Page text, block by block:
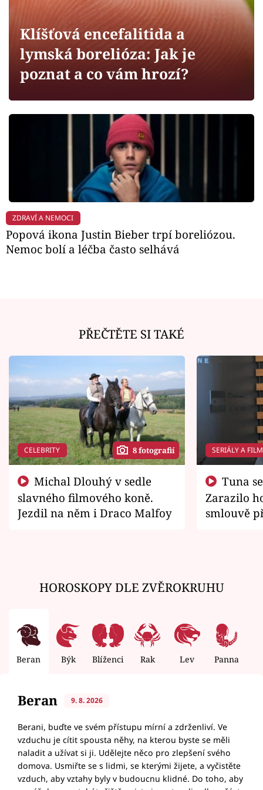
Sledujte prima+
Filmový festival Karlovy Vary
Mámy sobě
Sledujte nás
Klíšťová encefalitida a
lymská borelióza: Jak je
poznat a co vám hrozí?
ZDRAVÍ A NEMOCI
Popová ikona Justin Bieber trpí boreliózou.
Nemoc bolí a léčba často selhává
PŘEČTĚTE SI TAKÉ
CELEBRITY 8 fotografií
slavného filmového koně.
Jezdil na něm i Draco Malfoy
SERIÁLY A
Zarazilo
smlouvě
HOROSKOPY DLE ZVĚROKRUHU
Beran Býk Blíženci Rak Lev Panna
Beran 9. 8. 2026
Berani, buďte ve svém přístupu mírní a zdrženliví. Ve
vzduchu je cítit spousta něhy, na kterou byste se měli
naladit a užívat si ji. Udělejte něco pro zlepšení svého
domova. Usmiřte se s lidmi, se kterými žijete, a vyčistěte
vzduch, aby vztahy byly v budoucnu klidné. Do toho, aby